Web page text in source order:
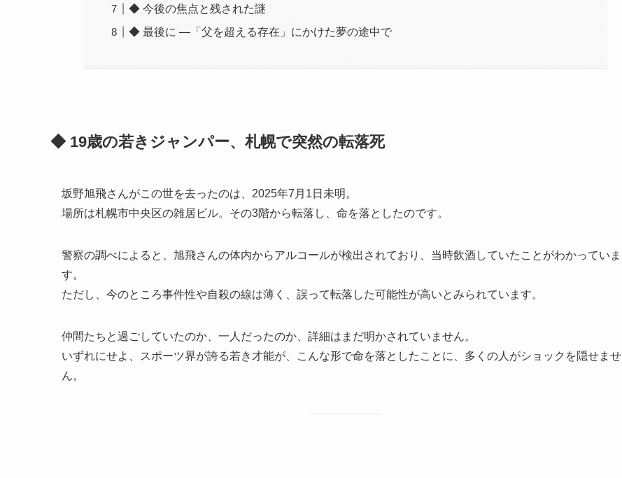
◆ 今後の焦点と残された謎
◆ 最後に ―「父を超える存在」にかけた夢の途中で
◆ 19歳の若きジャンパー、札幌で突然の転落死
坂野旭飛さんがこの世を去ったのは、2025年7月1日未明。
場所は札幌市中央区の雑居ビル。その3階から転落し、命を落としたのです。
警察の調べによると、旭飛さんの体内からアルコールが検出されており、当時飲酒していたことがわかっていま
す。
ただし、今のところ事件性や自殺の線は薄く、誤って転落した可能性が高いとみられています。
仲間たちと過ごしていたのか、一人だったのか、詳細はまだ明かされていません。
いずれにせよ、スポーツ界が誇る若き才能が、こんな形で命を落としたことに、多くの人がショックを隠せませ
ん。